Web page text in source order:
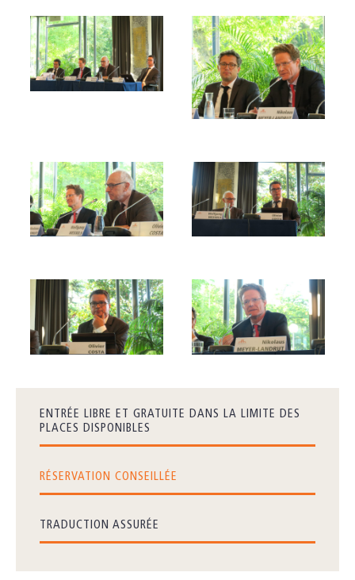
ENTRÉE LIBRE ET GRATUITE DANS LA LIMITE DES
PLACES DISPONIBLES
RÉSERVATION CONSEILLÉE
TRADUCTION ASSURÉE